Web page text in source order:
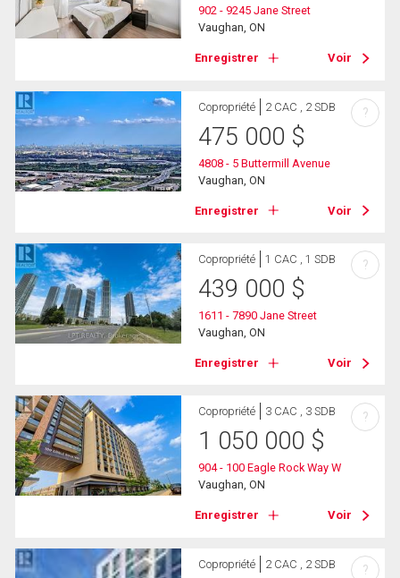
902 - 9245 Jane Street
Vaughan, ON
Enregistrer Voir
Copropriété 2 CAC , 2 SDB
475 000 $
4808 - 5 Buttermill Avenue
Vaughan, ON
Enregistrer Voir
?
Copropriété 1 CAC , 1 SDB
439 000 $
1611 - 7890 Jane Street
Vaughan, ON
Enregistrer Voir
?
Copropriété 3 CAC , 3 SDB
1 050 000 $
904 - 100 Eagle Rock Way W
Vaughan, ON
Enregistrer Voir
?
Copropriété 2 CAC , 2 SDB ?